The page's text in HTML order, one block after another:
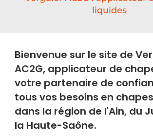
liquides
Bienvenue sur le site de
AC2G, applicateur de
votre partenaire de
tous vos besoins en
dans la région de l'Ain, du
la Haute-Saône.